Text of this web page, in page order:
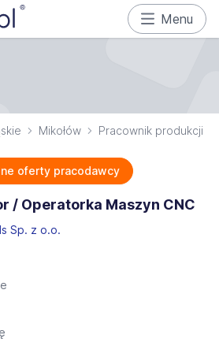
Menu
Mikołów Pracownik produkcji
oferty pracodawcy
/ Operatorka Maszyn CNC
Sp. z o.o.